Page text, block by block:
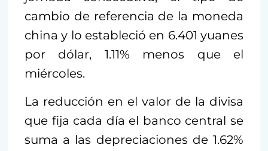
cambio de referencia de la moneda
china y lo estableció en 6.401 yuanes
por dólar, 1.11% menos que el
miércoles.
La reducción en el valor de la divisa
que fija cada día el banco central se
suma a las depreciaciones de 1.62%